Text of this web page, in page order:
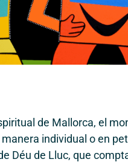
de Mallorca, el
individual o en
Déu de Lluc, que